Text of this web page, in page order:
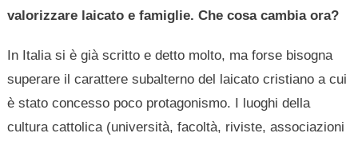
valorizzare laicato e famiglie. Che cosa cambia ora?
In Italia si è già scritto e detto molto, ma forse bisogna
superare il carattere subalterno del laicato cristiano a cui
è stato concesso poco protagonismo. I luoghi della
cultura cattolica (università, facoltà, riviste, associazioni